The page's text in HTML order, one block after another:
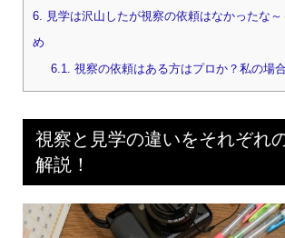
6. 見学は沢山したが視察の依頼はなかったな～
め
6.1. 視察の依頼はある方はプロか？私の場合
視察と見学の違いをそれぞれ
解説！